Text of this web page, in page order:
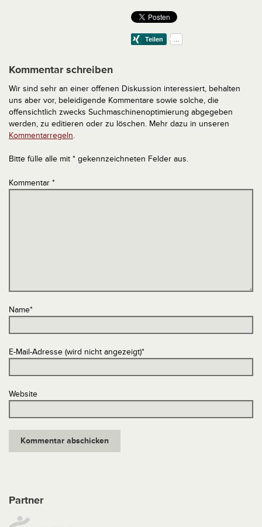
Kommentar schreiben
Wir sind sehr an einer offenen Diskussion interessiert, behalten
uns aber vor, beleidigende Kommentare sowie solche, die
offensichtlich zwecks Suchmaschinenoptimierung abgegeben
werden, zu editieren oder zu löschen. Mehr dazu in unseren
Kommentarregeln.
Bitte fülle alle mit * gekennzeichneten Felder aus.
Kommentar *
Name*
E-Mail-Adresse (wird nicht angezeigt)*
Website
Partner